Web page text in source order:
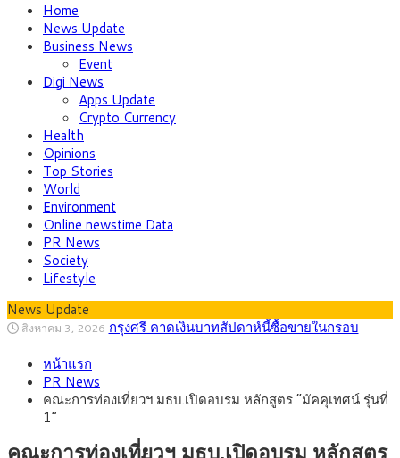
Home
News Update
Business News
Event
Digi News
Apps Update
Crypto Currency
Health
Opinions
Top Stories
World
Environment
Online newstime Data
PR News
Society
Lifestyle
News Update
สิงหาคม 1, 2026 “เอกนิติ” เปิดเครื่องยนต์เศรษฐกิจใหม่ของไทย
ศักยภาพ
ติดลายการ์ตูน กรมศุลกากร เตือนผู้ปกครองเฝ้าระวัง หลังยึดล็อต
ใหญ่จากเยอรมนี
กรกฎาคม 27, 2026
2569) ซื้อขายในกรอบ 33.40-34.00 มองเฟดคงดอกเบี้ย
สิงหาคม 5, 2026
หน้ารถไฟฟ้าสงขลา โมโนเรล 12.54 กม. เชื่อมเมืองหาดใหญ่
สิงหาคม 4, 2026 สธ.ชี้ รพ.รัฐแบกรับผู้ป่วยบัตรทอง 87% แต่ได้งบ
รายหัวเพียง 2,618 บาท เสนอทบทวนจัดสรรงบให้สอดคล้องภาระ
สิงหาคม 3, 2026
33.00-33.60 ติดตามข้อมูลจ้างงานสหรัฐฯ
หน้าแรก
PR News
คณะการท่องเที่ยวฯ มธบ.เปิดอบรม หลักสูตร “มัคคุเทศน์ รุ่นที่
1”
คณะการท่องเที่ยวฯ มธบ.เปิดอบรม หลักสูตร